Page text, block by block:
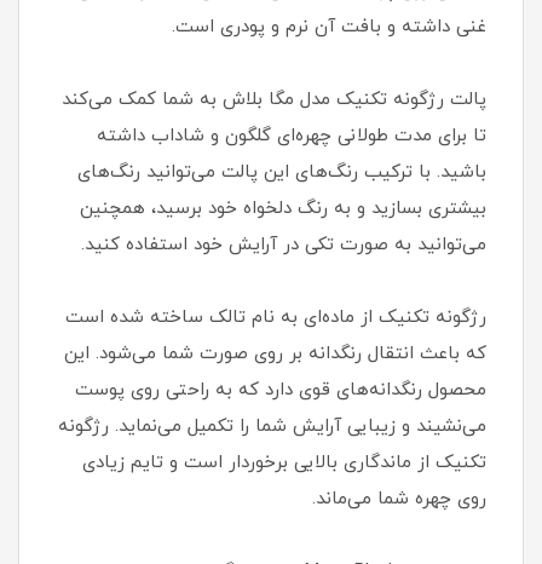
غنی داشته و بافت آن نرم و پودری است.
پالت رژگونه تکنیک مدل مگا بلاش به شما کمک می‌کند
تا برای مدت طولانی چهره‌ای گلگون و شاداب داشته
باشید. با ترکیب رنگ‌های این پالت می‌توانید رنگ‌های
بیشتری بسازید و به رنگ دلخواه خود برسید، همچنین
می‌توانید به صورت تکی در آرایش خود استفاده کنید.
رژگونه تکنیک از ماده‌ای به نام تالک ساخته شده است
که باعث انتقال رنگدانه بر روی صورت شما می‌شود. این
محصول رنگدانه‌های قوی دارد که به راحتی روی پوست
می‌نشیند و زیبایی آرایش شما را تکمیل می‌نماید. رژگونه
تکنیک از ماندگاری بالایی برخوردار است و تایم زیادی
روی چهره شما می‌ماند.